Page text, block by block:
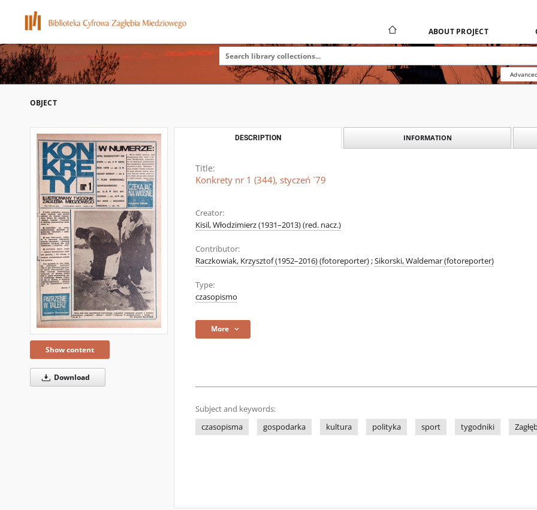
ABOUT PROJECT
OBJECT
Show content
Download
DESCRIPTION INFORMATION
Title:
Konkrety nr 1 (344), styczeń `79
Creator:
Kisil, Włodzimierz (1931–2013) (red. nacz.)
Contributor:
Raczkowiak, Krzysztof (1952–2016) (fotoreporter);Sikorski, Waldemar (fotoreporter)
Type:
czasopismo
More
Subject and keywords:
czasopisma
gospodarka kultura polityka sport tygodniki